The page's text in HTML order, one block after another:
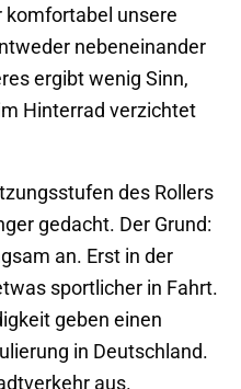
komfortabel unsere
nebeneinander
ergibt wenig Sinn,
Hinterrad verzichtet
des Rollers
gedacht. Der Grund:
an. Erst in der
sportlicher in Fahrt.
geben einen
in Deutschland.
aus.